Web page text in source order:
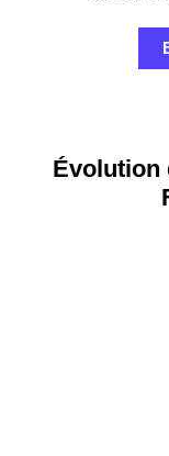
Évolution